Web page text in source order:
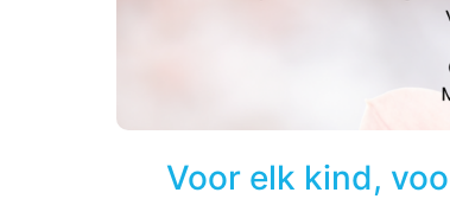
Voor elk kind,